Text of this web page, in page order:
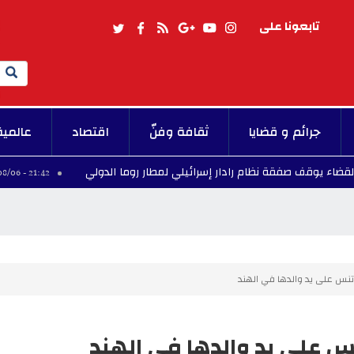
تابعونا على
Search
جرائم و قضايا ثقافة وفنّ اقتصاد
صفقة نظام رادار إسرائيلي لمطار روما الدولي 21:42 - 2026/08/06
على يد والدها في الهند